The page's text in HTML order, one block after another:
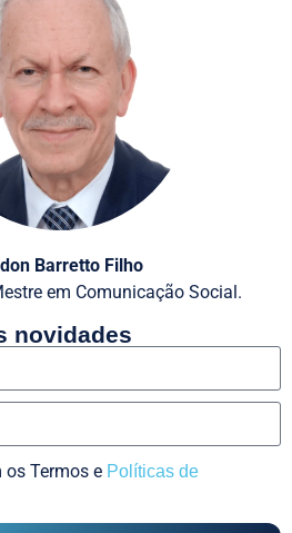
Barretto Filho
em Comunicação Social.
novidades
os Termos e Políticas de